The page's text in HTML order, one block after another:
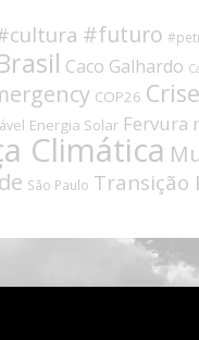
#futuro
Caco Galhardo
COP26
Energia Solar Fervura
Climática
São Paulo Transição